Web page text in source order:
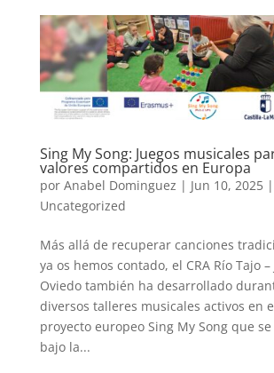
Sing My Song: Juegos musicales
valores compartidos en Europa
por Anabel Dominguez | Jun 10, 2025|
Uncategorized
Más allá de recuperar canciones
ya os hemos contado, el CRA Río Tajo
Oviedo también ha desarrollado
diversos talleres musicales activos en
proyecto europeo Sing My Song que
bajo la...